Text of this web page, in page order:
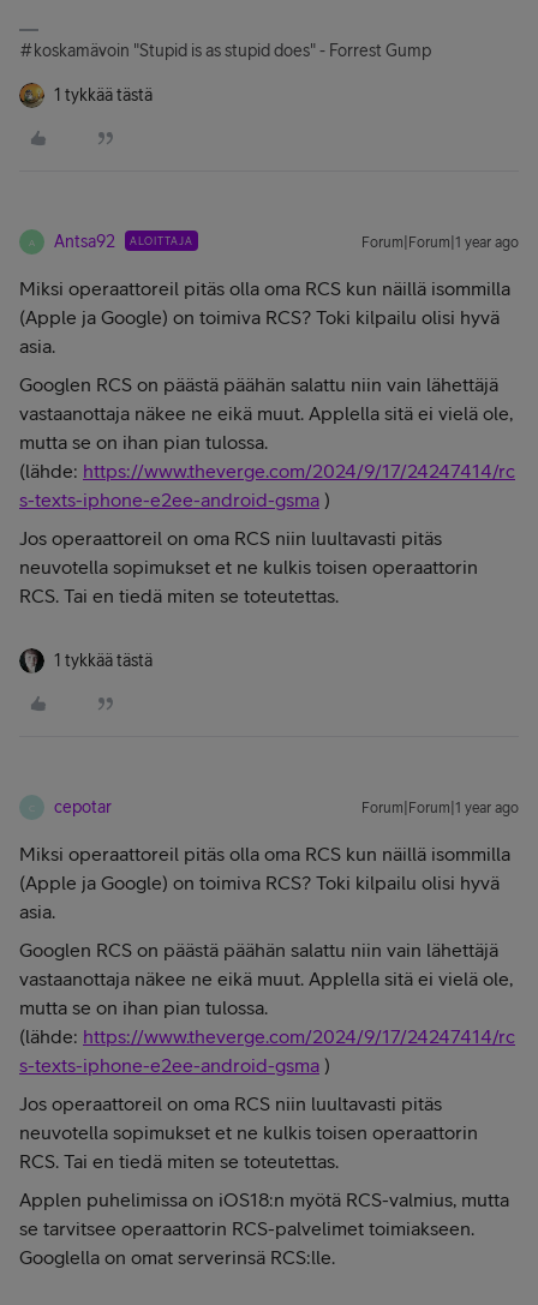
#koskamävoin "Stupid is as stupid does" - Forrest Gump
1 tykkää tästä
A Antsa92 ALOITTAJA Forum|Forum|1 year ago
Miksi operaattoreil pitäs olla oma RCS kun näillä isommilla
(Apple ja Google) on toimiva RCS? Toki kilpailu olisi hyvä
asia.
Googlen RCS on päästä päähän salattu niin vain lähettäjä
vastaanottaja näkee ne eikä muut. Applella sitä ei vielä ole,
mutta se on ihan pian tulossa.
(lähde: https://www.theverge.com/2024/9/17/24247414/rc
s-texts-iphone-e2ee-android-gsma )
Jos operaattoreil on oma RCS niin luultavasti pitäs
neuvotella sopimukset et ne kulkis toisen operaattorin
RCS. Tai en tiedä miten se toteutettas.
1 tykkää tästä
cepotar Forum|Forum|1 year ago
Miksi operaattoreil pitäs olla oma RCS kun näillä isommilla
(Apple ja Google) on toimiva RCS? Toki kilpailu olisi hyvä
asia.
Googlen RCS on päästä päähän salattu niin vain lähettäjä
vastaanottaja näkee ne eikä muut. Applella sitä ei vielä ole,
mutta se on ihan pian tulossa.
(lähde: https://www.theverge.com/2024/9/17/24247414/rc
s-texts-iphone-e2ee-android-gsma )
Jos operaattoreil on oma RCS niin luultavasti pitäs
neuvotella sopimukset et ne kulkis toisen operaattorin
RCS. Tai en tiedä miten se toteutettas.
Applen puhelimissa on iOS18:n myötä RCS-valmius, mutta
se tarvitsee operaattorin RCS-palvelimet toimiakseen.
Googlella on omat serverinsä RCS:lle.